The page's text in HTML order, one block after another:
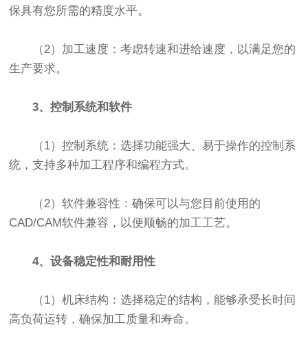
保具有您所需的精度水平。
（2）加工速度：考虑转速和进给速度，以满足您的
生产要求。
3、控制系统和软件
（1）控制系统：选择功能强大、易于操作的控制系
统，支持多种加工程序和编程方式。
（2）软件兼容性：确保可以与您目前使用的
CAD/CAM软件兼容，以便顺畅的加工工艺。
4、设备稳定性和耐用性
（1）机床结构：选择稳定的结构，能够承受长时间
高负荷运转，确保加工质量和寿命。